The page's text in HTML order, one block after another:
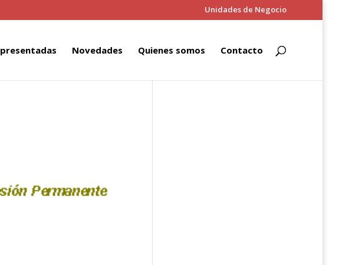
Unidades de Negocio
Novedades Quienes somos Contacto